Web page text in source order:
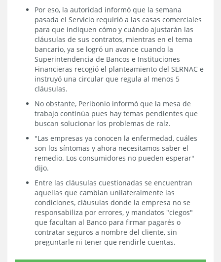
Por eso, la autoridad informó que la semana
pasada el Servicio requirió a las casas comerciales
para que indiquen cómo y cuándo ajustarán las
cláusulas de sus contratos, mientras en el tema
bancario, ya se logró un avance cuando la
Superintendencia de Bancos e Instituciones
Financieras recogió el planteamiento del SERNAC e
instruyó una circular que regula al menos 5
cláusulas.
No obstante, Peribonio informó que la mesa de
trabajo continúa pues hay temas pendientes que
buscan solucionar los problemas de raíz.
"Las empresas ya conocen la enfermedad, cuáles
son los síntomas y ahora necesitamos saber el
remedio. Los consumidores no pueden esperar"
dijo.
Entre las cláusulas cuestionadas se encuentran
aquellas que cambian unilateralmente las
condiciones, cláusulas donde la empresa no se
responsabiliza por errores, y mandatos "ciegos"
que facultan al Banco para firmar pagarés o
contratar seguros a nombre del cliente, sin
preguntarle ni tener que rendirle cuentas.